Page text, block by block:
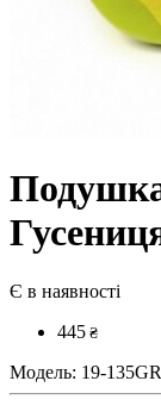
Є в наявності
445 ₴
Модель: 19-